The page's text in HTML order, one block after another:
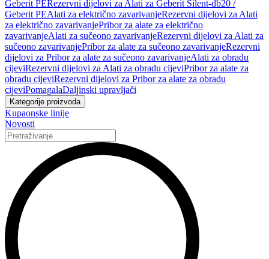
Geberit PERezervni dijelovi za Alati za Geberit Silent-db20 /
Geberit PEAlati za električno zavarivanjeRezervni dijelovi za Alati
za električno zavarivanjePribor za alate za električno
zavarivanjeAlati za sučeono zavarivanjeRezervni dijelovi za Alati za
sučeono zavarivanjePribor za alate za sučeono zavarivanjeRezervni
dijelovi za Pribor za alate za sučeono zavarivanjeAlati za obradu
cijeviRezervni dijelovi za Alati za obradu cijeviPribor za alate za
obradu cijeviRezervni dijelovi za Pribor za alate za obradu
cijeviPomagalaDaljinski upravljači
Kategorije proizvoda
Kupaonske linije
Novosti